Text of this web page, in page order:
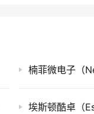
楠菲微电子（
埃斯顿酷卓（